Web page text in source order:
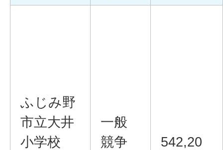
ふじみ野
市立大井
小学校
一般
競争
542,20